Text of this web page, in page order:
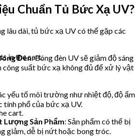
in the cart.
cart.
Chuẩn Tủ Bức Xạ UV?
lâu dài, tủ bức xạ UV có thể gặp các
Đèn: Bóng đèn UV sẽ giảm độ sáng
công suất bức xạ không đủ để xử lý vật
yếu tố môi trường như nhiệt độ, độ ẩm
tính phổ của bức xạ UV.
Sản Phẩm: Sản phẩm có thể bị
giảm, dễ bị nứt hoặc bong tróc.